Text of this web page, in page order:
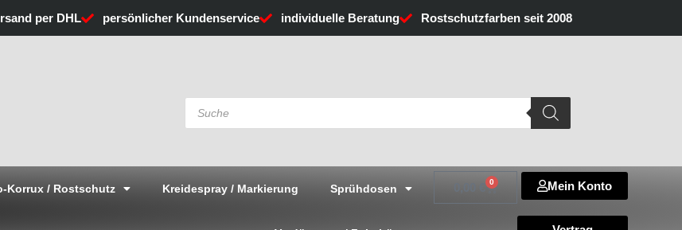
per DHL persönlicher Kundenservice individuelle Beratung Rostschutzfarben seit 2008
Products
search
Korrux / Rostschutz Kreidespray / Markierung Sprühdosen
0
WarenkorbMein Konto